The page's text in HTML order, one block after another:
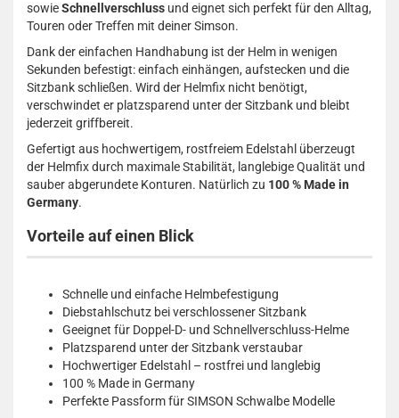
sowieSchnellverschluss und eignet sich perfekt für den Alltag,
Touren oder Treffen mit deiner Simson.
Dank der einfachen Handhabung ist der Helm in wenigen
Sekunden befestigt: einfach einhängen, aufstecken und die
Sitzbank schließen. Wird der Helmfix nicht benötigt,
verschwindet er platzsparend unter der Sitzbank und bleibt
jederzeit griffbereit.
Gefertigt aus hochwertigem, rostfreiem Edelstahl überzeugt
der Helmfix durch maximale Stabilität, langlebige Qualität und
sauber abgerundete Konturen. Natürlich zu 100 % Made in
Germany.
Vorteile auf einen Blick
Schnelle und einfache Helmbefestigung
Diebstahlschutz bei verschlossener Sitzbank
Geeignet für Doppel-D- und Schnellverschluss-Helme
Platzsparend unter der Sitzbank verstaubar
Hochwertiger Edelstahl – rostfrei und langlebig
100 % Made in Germany
Perfekte Passform für SIMSON Schwalbe Modelle